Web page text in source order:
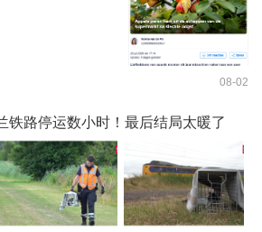
08-02
铁路停运数小时！最后结局太暖了